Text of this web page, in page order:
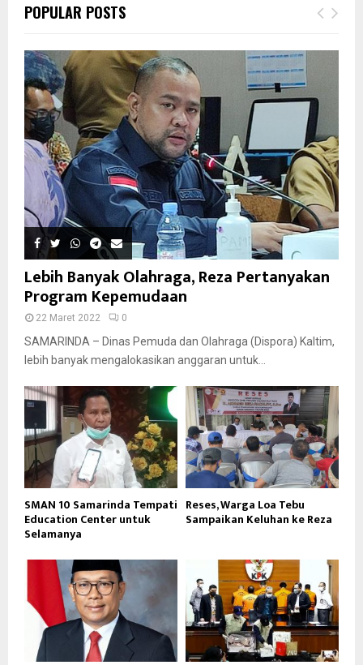
POPULAR POSTS
Lebih Banyak Olahraga, Reza Pertanyakan
Program Kepemudaan
22 Maret 2022 0
SAMARINDA – Dinas Pemuda dan Olahraga (Dispora) Kaltim,
lebih banyak mengalokasikan anggaran untuk...
SMAN 10 Samarinda Tempati
Education Center untuk
Selamanya
Reses, Warga Loa Tebu
Sampaikan Keluhan ke Reza